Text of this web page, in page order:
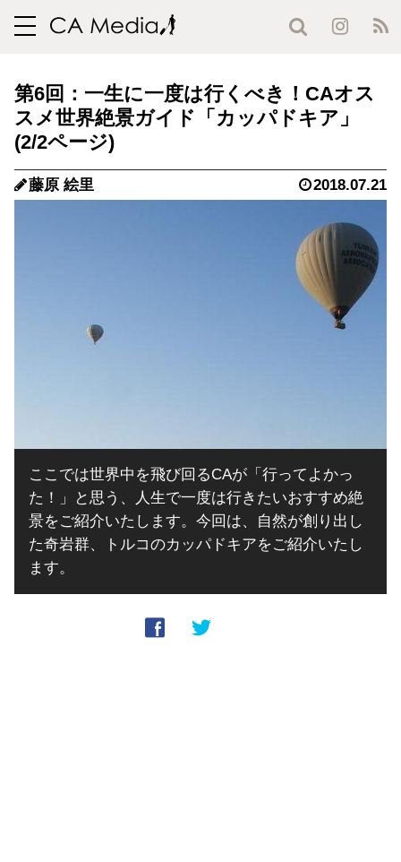
toggle
第6回：一生に一度は行くべき！CAオス
スメ世界絶景ガイド「カッパドキア」
(2/2ページ)
藤原 絵里 2018.07.21
ここでは世界中を飛び回るCAが「行ってよかっ
た！」と思う、人生で一度は行きたいおすすめ絶
景をご紹介いたします。今回は、自然が創り出し
た奇岩群、トルコのカッパドキアをご紹介いたし
ます。